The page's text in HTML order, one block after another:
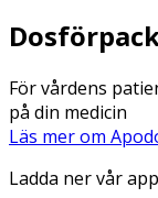
För vårdens
på din medicin
Läs mer om
Ladda ner vår app